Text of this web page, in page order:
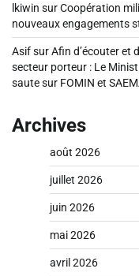
lkiwin surCoopération
nouveaux engagements
AsifsurAfin d’écouter et
secteur porteur : Le
saute sur FOMIN et
Archives
août 2026
juillet 2026
juin 2026
mai 2026
avril 2026